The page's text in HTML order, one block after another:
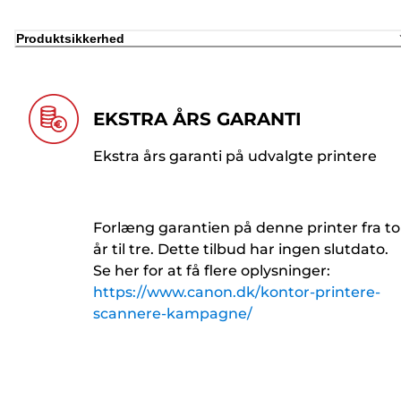
Produktsikkerhed
EKSTRA ÅRS GARANTI
Ekstra års garanti på udvalgte printere
Forlæng garantien på denne printer fra to
år til tre. Dette tilbud har ingen slutdato.
Se her for at få flere oplysninger:
https://www.canon.dk/kontor-printere-
scannere-kampagne/